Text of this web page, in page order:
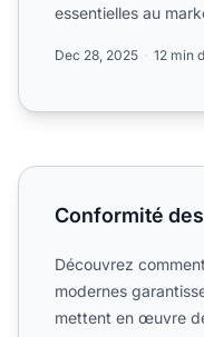
essentielles au
Dec 28, 2025 12 min
Conformité des
Conformité
Découvrez
modernes
mettent en œuvre